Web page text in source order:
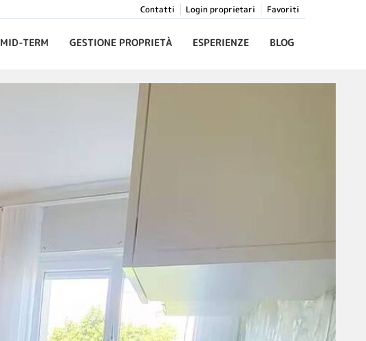
Favoriti
Login proprietari
Contatti
MID-TERM GESTIONE PROPRIETÀ ESPERIENZE BLOG